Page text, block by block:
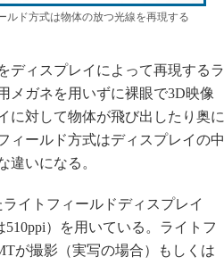
ルド方式は物体の放つ光線を再現する
ィスプレイによって再現するラ
メガネを用いずに裸眼で3D映像
に対して物体が飛び出したり奥に
ィールド方式はディスプレイの中
違いになる。
イトフィールドディスプレイ
）を用いている。ライトフ
が撮影（実写の場合）もしくは